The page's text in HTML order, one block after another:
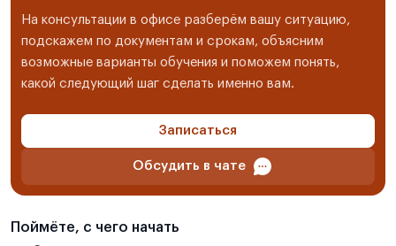
На консультации в офисе разберём вашу ситуацию,
подскажем по документам и срокам, объясним
возможные варианты обучения и поможем понять,
какой следующий шаг сделать именно вам.
Записаться
Обсудить в чате
Поймёте, с чего начать